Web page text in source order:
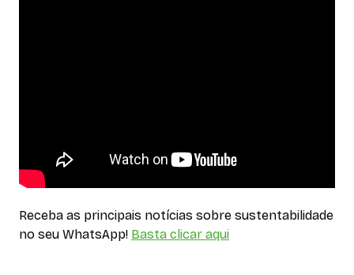
Receba as principais notícias sobre sustentabilidade
no seu WhatsApp! Basta clicar aqui